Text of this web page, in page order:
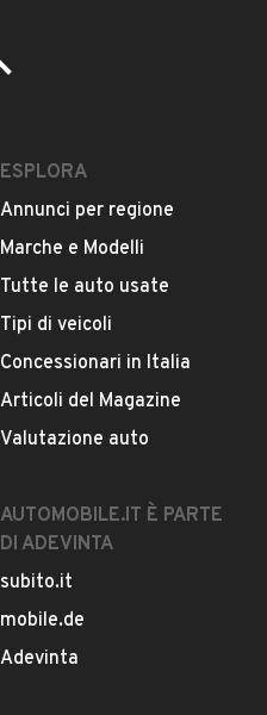
ESPLORA
Annunci per regione
Marche e Modelli
Tutte le auto usate
Tipi di veicoli
Concessionari in Italia
Articoli del Magazine
Valutazione auto
AUTOMOBILE.IT È PARTE
DI ADEVINTA
subito.it
mobile.de
Adevinta